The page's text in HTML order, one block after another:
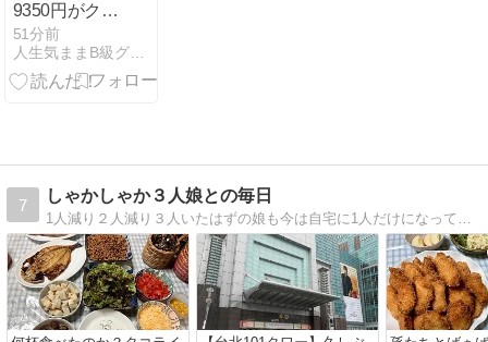
9350円がクー
ポンポイント
で実質3000
円！天文館最
島」に宿泊し
てみたら…激
安の理由は？
選べる朝食は
鶏飯 観光客に
優しい鹿児島
市電の乗り方
51分前
人生気ままB級グルメで〜アラフィフおっさんセミリタイア放浪記
7
しゃかしゃか３人娘との毎日